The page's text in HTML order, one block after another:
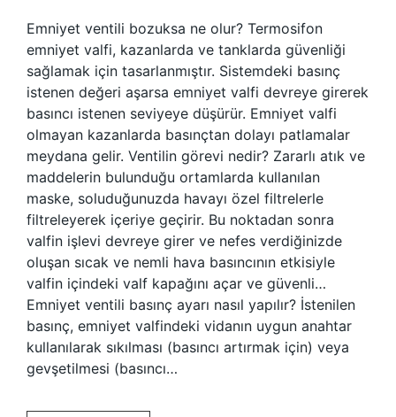
Emniyet ventili bozuksa ne olur? Termosifon
emniyet valfi, kazanlarda ve tanklarda güvenliği
sağlamak için tasarlanmıştır. Sistemdeki basınç
istenen değeri aşarsa emniyet valfi devreye girerek
basıncı istenen seviyeye düşürür. Emniyet valfi
olmayan kazanlarda basınçtan dolayı patlamalar
meydana gelir. Ventilin görevi nedir? Zararlı atık ve
maddelerin bulunduğu ortamlarda kullanılan
maske, soluduğunuzda havayı özel filtrelerle
filtreleyerek içeriye geçirir. Bu noktadan sonra
valfin işlevi devreye girer ve nefes verdiğinizde
oluşan sıcak ve nemli hava basıncının etkisiyle
valfin içindeki valf kapağını açar ve güvenli…
Emniyet ventili basınç ayarı nasıl yapılır? İstenilen
basınç, emniyet valfindeki vidanın uygun anahtar
kullanılarak sıkılması (basıncı artırmak için) veya
gevşetilmesi (basıncı…